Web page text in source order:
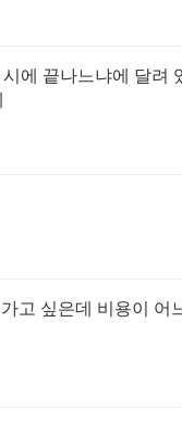
에 끝나느냐에 달려
고 싶은데 비용이 어